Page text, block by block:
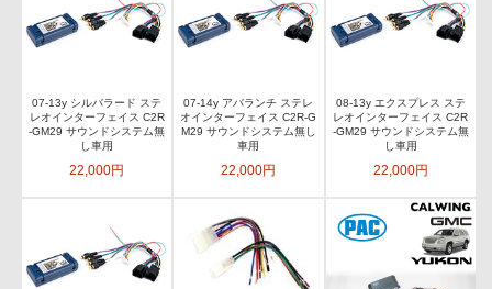
07-13y シルバラード ステ
レオインターフェイス C2R
-GM29 サウンドシステム無
し車用
22,000円
07-14y アバランチ ステレ
オインターフェイス C2R-G
M29 サウンドシステム無し
車用
22,000円
08-13y エクスプレス ステ
レオインターフェイス C2R
-GM29 サウンドシステム無
し車用
22,000円